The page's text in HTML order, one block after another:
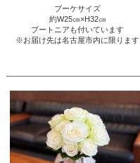
ブーケサイズ
約W25㎝×H32㎝
ブートニアも付いています
※お届け先は名古屋市内に限ります